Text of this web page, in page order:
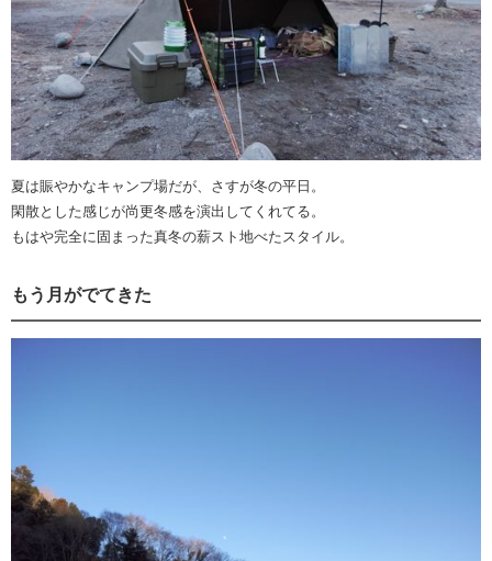
夏は賑やかなキャンプ場だが、さすが冬の平日。
閑散とした感じが尚更冬感を演出してくれてる。
もはや完全に固まった真冬の薪スト地べたスタイル。
もう月がでてきた